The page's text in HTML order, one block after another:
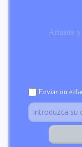
Arrastre
Enviar un